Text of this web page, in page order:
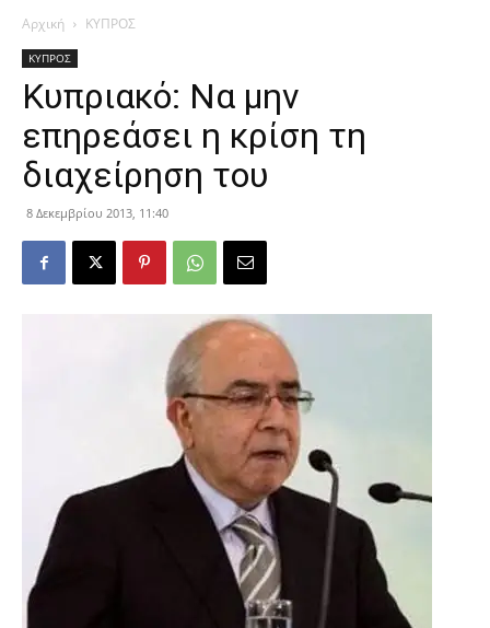
Αρχική ΚΥΠΡΟΣ
ΚΥΠΡΟΣ
Κυπριακό: Να μην
επηρεάσει η κρίση τη
διαχείρηση του
8 Δεκεμβρίου 2013, 11:40